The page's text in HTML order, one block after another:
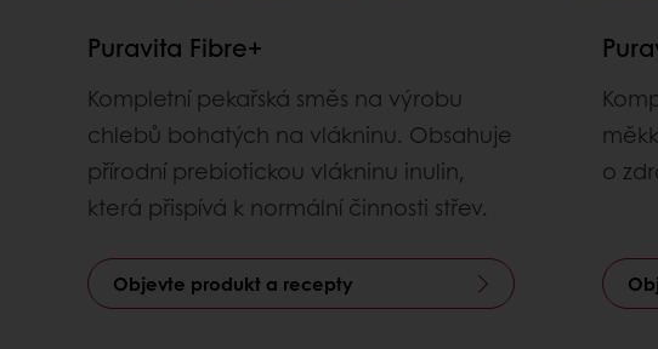
Puravita Fibre+
Kompletní pekařská směs na výrobu
chlebů bohatých na vlákninu. Obsahuje
přírodní prebiotickou vlákninu inulin,
která přispívá k normální činnosti střev.
Objevte produkt a recepty
o